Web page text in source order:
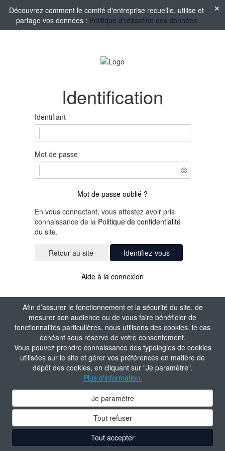
Afin d’assurer le fonctionnement et la sécurité du site, de
mesurer son audience ou de vous faire bénéficier de
fonctionnalités particulières, nous utilisons des cookies, le cas
échéant sous réserve de votre consentement.
Vous pouvez prendre connaissance des typologies de cookies
utilisées sur le site et gérer vos préférences en matière de
dépôt des cookies, en cliquant sur "Je paramètre".
Plus d'information.
Je paramètre
Tout refuser
Tout accepter
Découvrez comment le comité d'entreprise recueille, utilise et
partage vos données : Politique d'utilisation des données
Identification
Identifiant
Mot de passe
Mot de passe oublié ?
En vous connectant, vous attestez avoir pris
connaissance de la Politique de confidentialité
du site.
Identifiez-vous
Aide à la connexion